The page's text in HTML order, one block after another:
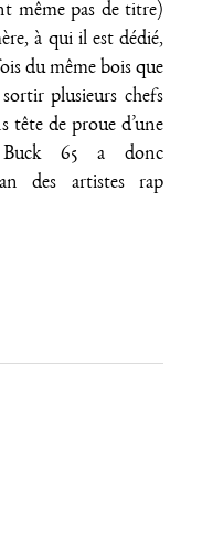
même pas de titre)
à qui il est dédié,
du même bois que
plusieurs chefs
tête de proue d’une
Buck 65 a donc
des artistes rap